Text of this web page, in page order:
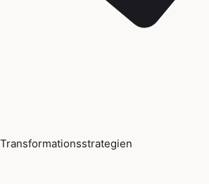
Transformationsstrategien